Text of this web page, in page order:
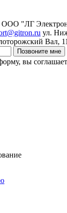
ООО "ЛГ
ул.
Вал,
Позвоните мне
вы